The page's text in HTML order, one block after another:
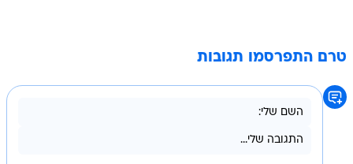
טרם התפרסמו תגובות